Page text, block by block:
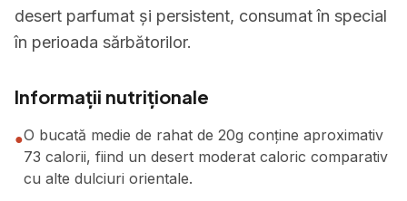
desert parfumat și persistent, consumat în special
în perioada sărbătorilor.
Informații nutriționale
●O bucată medie de rahat de 20g conține aproximativ
73 calorii, fiind un desert moderat caloric comparativ
cu alte dulciuri orientale.